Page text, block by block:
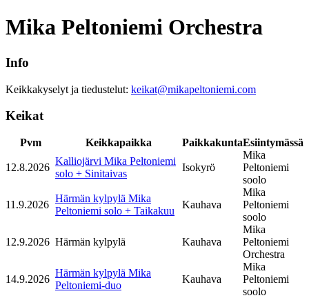
Mika Peltoniemi Orchestra
Info
Keikkakyselyt ja tiedustelut: keikat@mikapeltoniemi.com
Keikat
Pvm Keikkapaikka PaikkakuntaEsiintymässä
12.8.2026
Kalliojärvi Mika Peltoniemi
solo + Sinitaivas
Isokyrö
Mika
Peltoniemi
soolo
11.9.2026
Härmän kylpylä Mika
Peltoniemi solo + Taikakuu
Kauhava
Mika
Peltoniemi
soolo
12.9.2026 Härmän kylpylä Kauhava
Mika
Peltoniemi
Orchestra
14.9.2026
Härmän kylpylä Mika
Peltoniemi-duo
Kauhava
Mika
Peltoniemi
soolo